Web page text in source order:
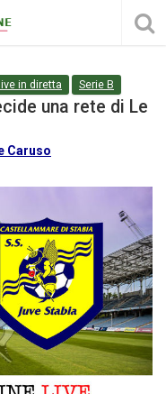
in diretta Serie B
una rete di Le
Caruso